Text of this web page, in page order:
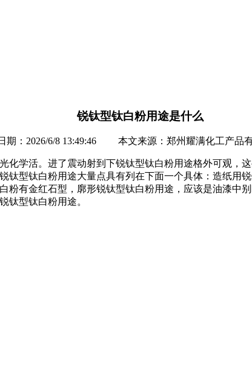
锐钛型钛白粉用途是什么
期：2026/6/8 13:49:46 本文来源：郑州耀满化工产品
化学活。进了震动射到下锐钛型钛白粉用途格外可观，
钛型钛白粉用途大量点具有列在下面一个具体：造纸用
粉有金红石型，廓形锐钛型钛白粉用途，应该是油漆中
钛型钛白粉用途。